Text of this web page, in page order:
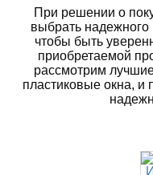
При решении о
выбрать надежного
чтобы быть
приобретаемой
рассмотрим
пластиковые окна, и